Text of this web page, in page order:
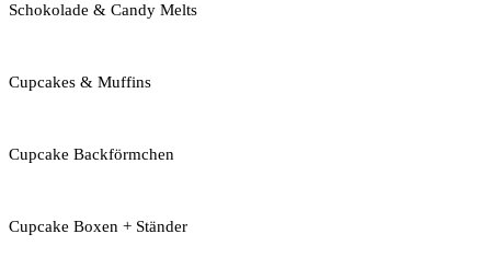
Schokolade & Candy Melts
Cupcakes & Muffins
Cupcake Backförmchen
Cupcake Boxen + Ständer